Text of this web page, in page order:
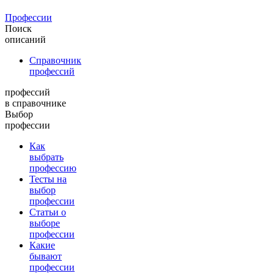
Профессии
Поиск
описаний
Справочник
профессий
профессий
в справочнике
Выбор
профессии
Как
выбрать
профессию
Тесты на
выбор
профессии
Статьи о
выборе
профессии
Какие
бывают
профессии